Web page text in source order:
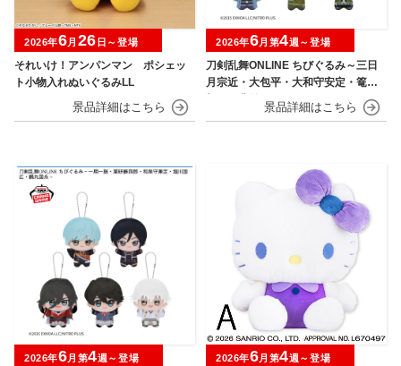
それいけ！アンパンマン ポシェッ
ト小物入れぬいぐるみLL
2026年6月 26 日～登場
刀剣乱舞ONLINE ちびぐるみ～三日
月宗近・大包平・大和守安定・篭手
切江・豊前江～
2026年6月第4週～登場
2026年6月第4週～登場 2026年6月第4週～登場